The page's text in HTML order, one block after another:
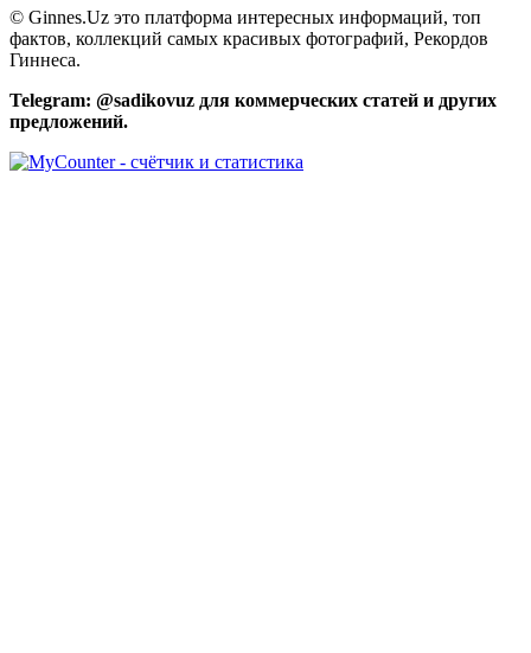
© Ginnes.Uz это платформа интересных информаций, топ
фактов, коллекций самых красивых фотографий, Рекордов
Гиннеса.
Telegram: @sadikovuz для коммерческих статей и других
предложений.